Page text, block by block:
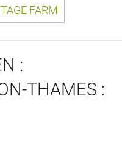
FARM
:
THAMES :